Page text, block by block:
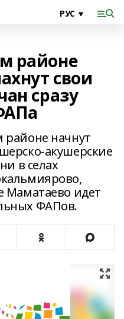
районе
свои
сразу
начнут
акушерские
в селах
Маматаево идет
ФАПов.